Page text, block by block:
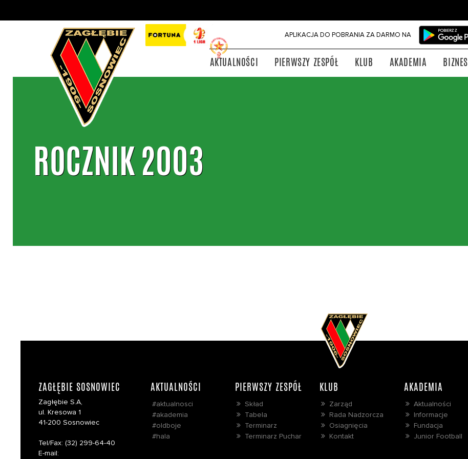
APLIKACJA DO POBRANIA ZA DARMO NA
AKTUALNOŚCI PIERWSZY ZESPÓŁ KLUB AKADEMIA BIZNES
ROCZNIK 2003
ZAGŁĘBIE SOSNOWIEC
Zagłębie S.A,
ul. Kresowa 1
41-200 Sosnowiec
Tel/Fax: (32) 299-64-40
E-mail:
AKTUALNOŚCI
#aktualnosci
#akademia
#oldboje
#hala
PIERWSZY ZESPÓŁ
Skład
Tabela
Terminarz
Terminarz Puchar
KLUB
Zarząd
Rada Nadzorcza
Osiagnięcia
Kontakt
AKADEMIA
Aktualności
Informacje
Fundacja
Junior Football